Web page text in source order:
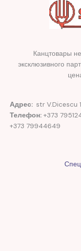
Канцтовары
эксклюзивного
Адрес: str V.Dicescu
Телефон: +373
+373 79944649